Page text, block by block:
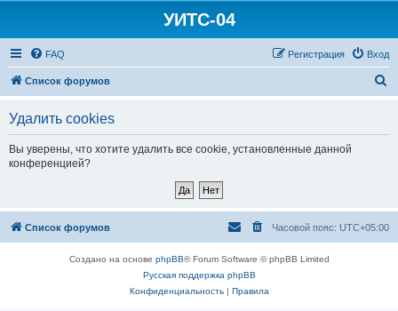
УИТС-04
FAQ Вход
Регистрация
Список форумов
Удалить cookies
Вы уверены, что хотите удалить все cookie, установленные данной
конференцией?
Список форумов Часовой пояс: UTC+05:00
Создано на основе phpBB® Forum Software © phpBB Limited
Русская поддержка phpBB
Конфиденциальность| Правила